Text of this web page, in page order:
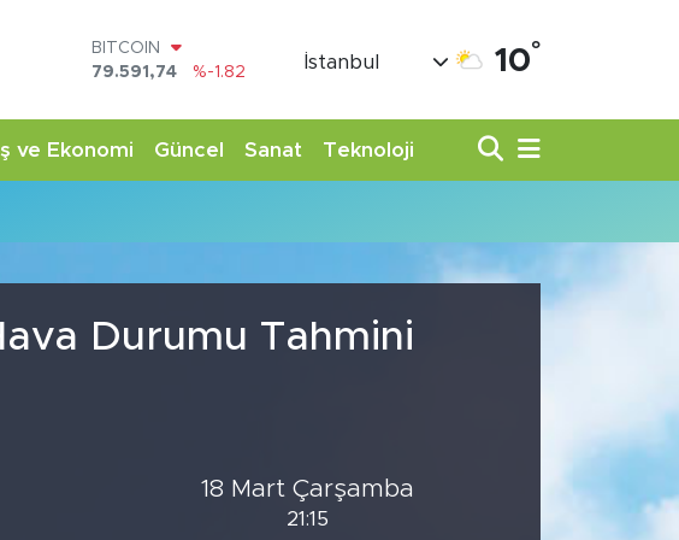
BITCOIN
79.591,74
%-1.82
45,43620
%0.02
EURO
BİST100
İstanbul 10°
İş ve Ekonomi Güncel Sanat Teknoloji
Durumu Tahmini
18 Mart Çarşamba
21:15